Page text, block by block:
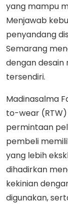
yang mampu
Menjawab
penyandang
Semarang
dengan desain
tersendiri.
Madinasalma
to-wear
permintaan
pembeli
yang lebih
dihadirkan
kekinian
digunakan,